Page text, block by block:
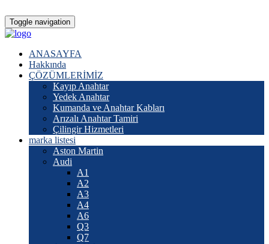
Toggle navigation
ANASAYFA
Hakkında
ÇÖZÜMLERİMİZ
Kayıp Anahtar
Yedek Anahtar
Kumanda ve Anahtar Kabları
Arızalı Anahtar Tamiri
Çilingir Hizmetleri
marka listesi
Aston Martin
Audi
A1
A2
A3
A4
A6
Q3
Q7